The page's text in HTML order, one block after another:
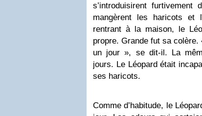
s’introduisirent
mangèrent les haricots et
rentrant à la maison, le
propre. Grande fut sa
un jour », se dit-il. La
jours. Le Léopard était
ses haricots.
Comme d’habitude, le